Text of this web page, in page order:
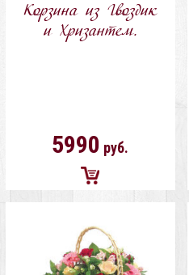
Корзина из Гвоздик
и Хризантем.
5990 руб.
Добавить
корзину